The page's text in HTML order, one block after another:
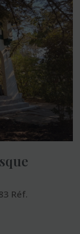
Réf.